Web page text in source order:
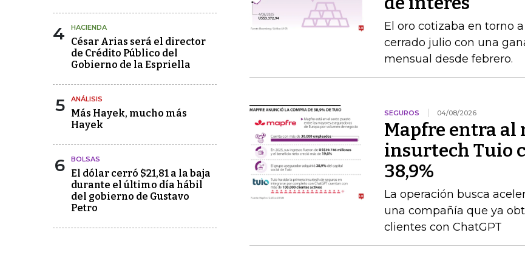
4 HACIENDA
César Arias será el director
de Crédito Público del
Gobierno de la Espriella
5 ANÁLISIS
Más Hayek, mucho más
Hayek
6 BOLSAS
El dólar cerró $21,81 a la baja
durante el último día hábil
del gobierno de Gustavo
Petro
El oro cotizaba en torno
cerrado julio con una
mensual desde febrero.
SEGUROS 04/08/2026
Mapfre entra al
insurtech Tuio
38,9%
La operación busca
una compañía que ya
clientes con ChatGPT